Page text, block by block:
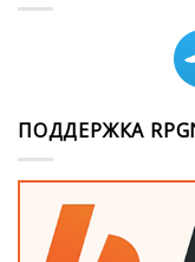
ПОДДЕРЖКА